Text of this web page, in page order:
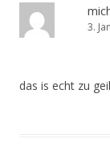
3.
das is echt zu